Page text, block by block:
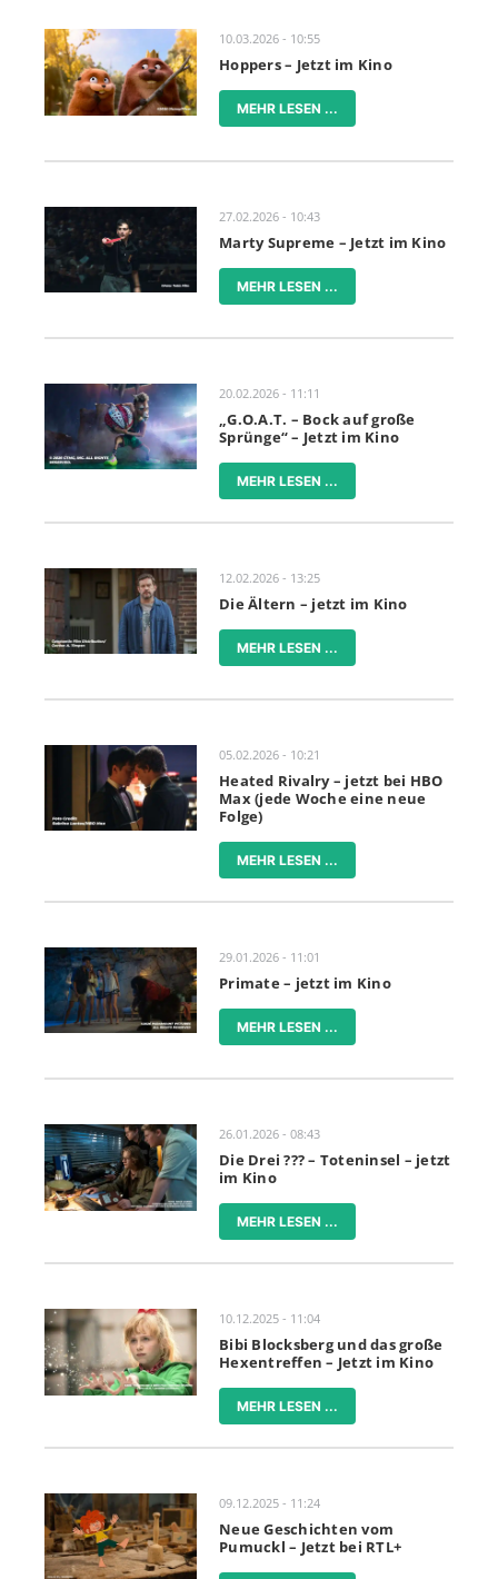
10.03.2026 - 10:55
Hoppers – Jetzt im Kino
MEHR LESEN ...
27.02.2026 - 10:43
Marty Supreme – Jetzt im Kino
MEHR LESEN ...
20.02.2026 - 11:11
„G.O.A.T. – Bock auf große
Sprünge“ – Jetzt im Kino
MEHR LESEN ...
12.02.2026 - 13:25
Die Ältern – jetzt im Kino
MEHR LESEN ...
05.02.2026 - 10:21
Heated Rivalry – jetzt bei HBO
Max (jede Woche eine neue
Folge)
MEHR LESEN ...
29.01.2026 - 11:01
Primate – jetzt im Kino
MEHR LESEN ...
26.01.2026 - 08:43
Die Drei ??? – Toteninsel – jetzt
im Kino
MEHR LESEN ...
10.12.2025 - 11:04
Bibi Blocksberg und das große
Hexentreffen – Jetzt im Kino
MEHR LESEN ...
09.12.2025 - 11:24
Neue Geschichten vom
Pumuckl – Jetzt bei RTL+